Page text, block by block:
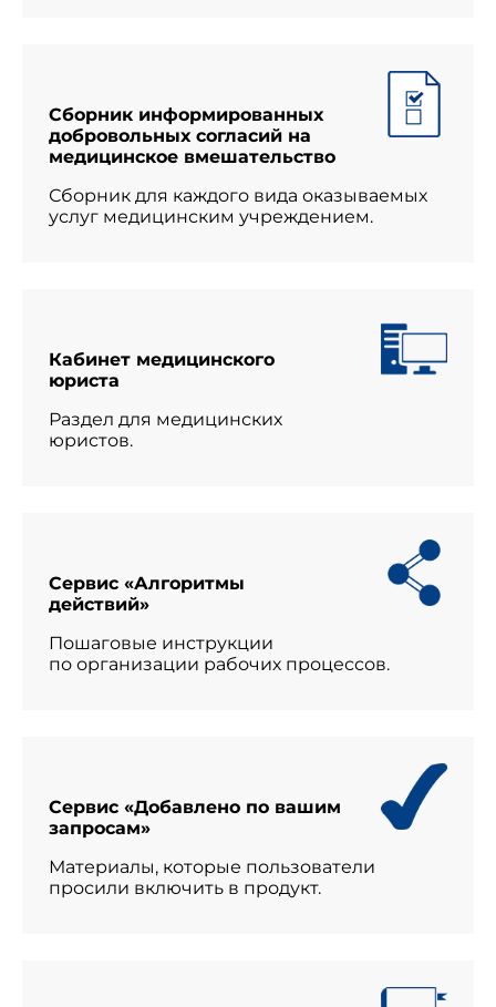
Сборник информированных
добровольных согласий на
медицинское вмешательство
Сборник для каждого вида оказываемых
услуг медицинским учреждением.
Кабинет медицинского
юриста
Раздел для медицинских
юристов.
Сервис «Алгоритмы
действий»
Пошаговые инструкции
по организации рабочих процессов.
Сервис «Добавлено по вашим
запросам»
Материалы, которые пользователи
просили включить в продукт.